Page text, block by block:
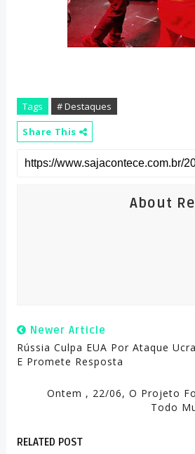
Tags
# Destaques
Share This
About
Newer Article
Rússia Culpa EUA Por Ataque
E Promete Resposta
Ontem , 22/06, O Projeto
Todo
RELATED POST